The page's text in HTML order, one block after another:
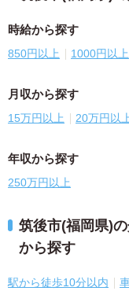
時給から探す
850円以上 1000円以上
月収から探す
15万円以上 20万円以
年収から探す
250万円以上
筑後市(福岡県)
から探す
駅から徒歩10分以内